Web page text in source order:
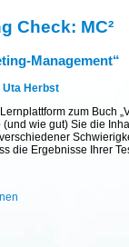
Check: MC²
Management“
Uta Herbst
zum Buch
wie gut) Sie die
die Ergebnisse Ihrer